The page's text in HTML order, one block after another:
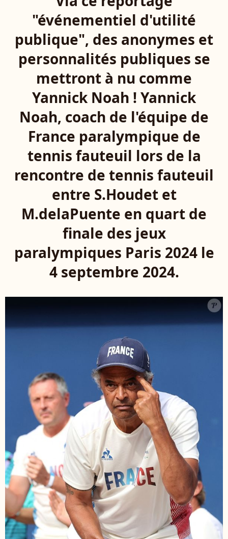
"événementiel d'utilité
publique", des anonymes et
personnalités publiques se
mettront à nu comme
Yannick Noah ! Yannick
Noah, coach de l'équipe de
France paralympique de
tennis fauteuil lors de la
rencontre de tennis fauteuil
entre S.Houdet et
M.delaPuente en quart de
finale des jeux
paralympiques Paris 2024 le
4 septembre 2024.